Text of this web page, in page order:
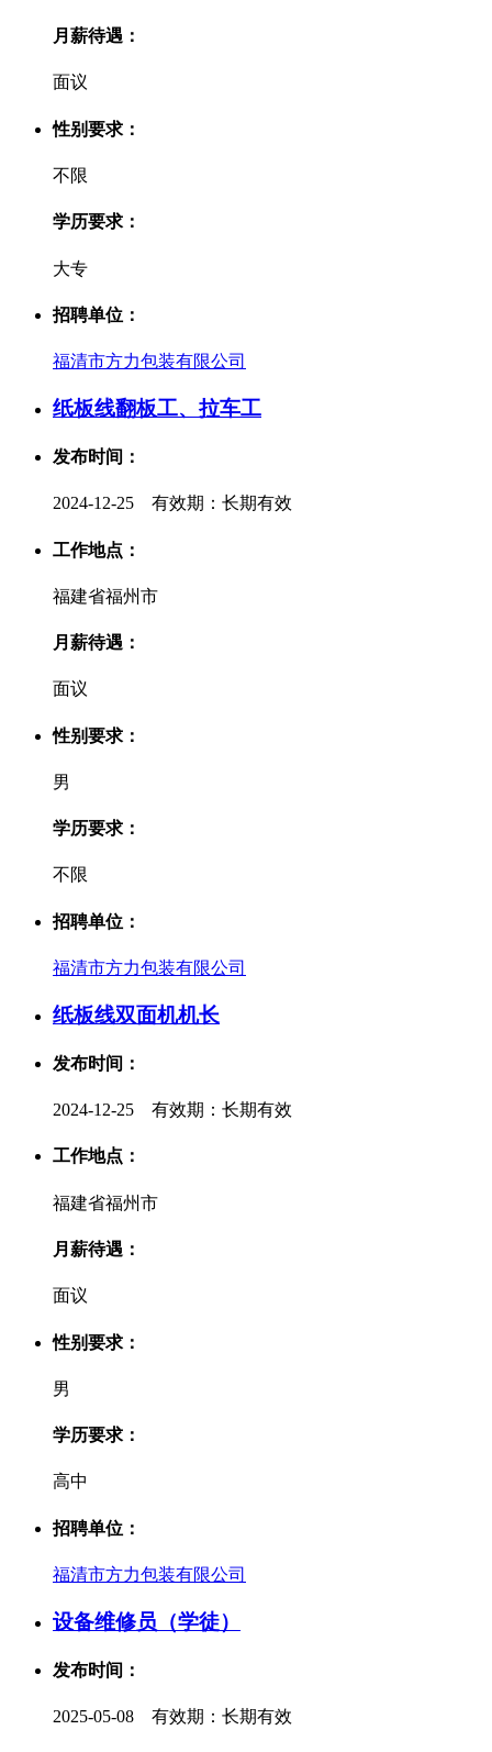
月薪待遇：
面议
性别要求：
不限
学历要求：
大专
招聘单位：
福清市方力包装有限公司
纸板线翻板工、拉车工
发布时间：
2024-12-25 有效期：长期有效
工作地点：
福建省福州市
月薪待遇：
面议
性别要求：
男
学历要求：
不限
招聘单位：
福清市方力包装有限公司
纸板线双面机机长
发布时间：
2024-12-25 有效期：长期有效
工作地点：
福建省福州市
月薪待遇：
面议
性别要求：
男
学历要求：
高中
招聘单位：
福清市方力包装有限公司
设备维修员（学徒）
发布时间：
2025-05-08 有效期：长期有效